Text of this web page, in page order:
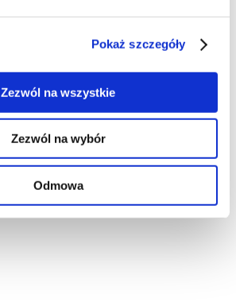
Pokaż szczegóły
Zezwól na wszystkie
Zezwól na wybór
Odmowa